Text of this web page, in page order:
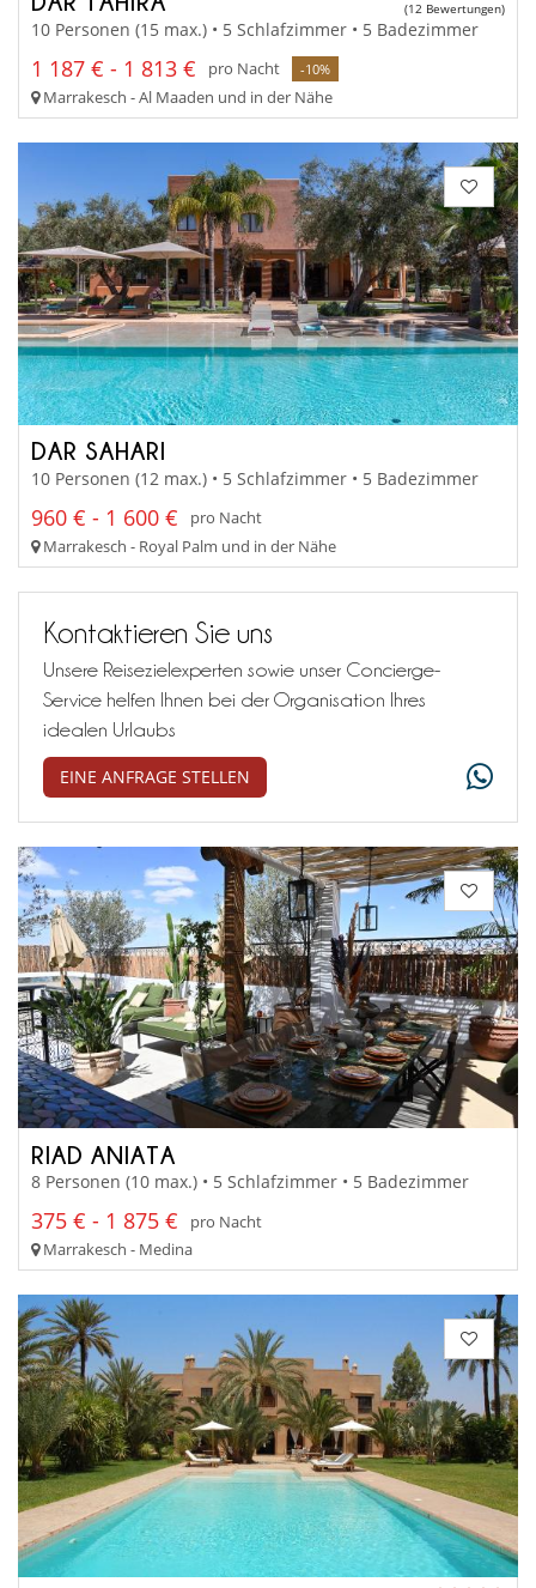
(12 Bewertungen)
10 Personen (15 max.) • 5 Schlafzimmer • 5 Badezimmer
1 187 € - 1 813 € pro Nacht -10%
Marrakesch - Al Maaden und in der Nähe
DAR SAHARI
10 Personen (12 max.) • 5 Schlafzimmer • 5 Badezimmer
960 € - 1 600 €
pro Nacht
Marrakesch - Royal Palm und in der Nähe
Kontaktieren Sie uns
Unsere Reisezielexperten sowie unser Concierge-
Service helfen Ihnen bei der Organisation Ihres
idealen Urlaubs
EINE ANFRAGE STELLEN
RIAD ANIATA
8 Personen (10 max.) • 5 Schlafzimmer • 5 Badezimmer
375 € - 1 875 €
pro Nacht
Marrakesch - Medina